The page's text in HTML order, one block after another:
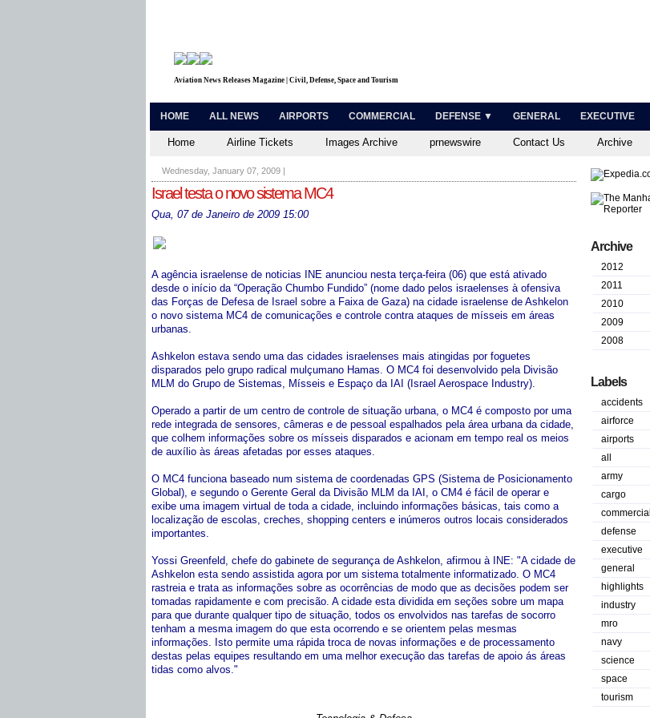
Aviation News Releases Magazine | Civil, Defense, Space and Tourism
HOME ALL NEWS AIRPORTS COMMERCIAL DEFENSE ▼ GENERAL EXECUTIVE
Home Airline Tickets Images Archive prnewswire Contact Us Archive
Wednesday, January 07, 2009 |
Israel testa o novo sistema MC4
Qua, 07 de Janeiro de 2009 15:00
A agência israelense de noticias INE anunciou nesta terça-feira (06) que está ativado
desde o início da “Operação Chumbo Fundido” (nome dado pelos israelenses à ofensiva
das Forças de Defesa de Israel sobre a Faixa de Gaza) na cidade israelense de Ashkelon
o novo sistema MC4 de comunicações e controle contra ataques de mísseis em áreas
urbanas.
Ashkelon estava sendo uma das cidades israelenses mais atingidas por foguetes
disparados pelo grupo radical mulçumano Hamas. O MC4 foi desenvolvido pela Divisão
MLM do Grupo de Sistemas, Mísseis e Espaço da IAI (Israel Aerospace Industry).
Operado a partir de um centro de controle de situação urbana, o MC4 é composto por uma
rede integrada de sensores, câmeras e de pessoal espalhados pela área urbana da cidade,
que colhem informações sobre os mísseis disparados e acionam em tempo real os meios
de auxílio às áreas afetadas por esses ataques.
O MC4 funciona baseado num sistema de coordenadas GPS (Sistema de Posicionamento
Global), e segundo o Gerente Geral da Divisão MLM da IAI, o CM4 é fácil de operar e
exibe uma imagem virtual de toda a cidade, incluindo informações básicas, tais como a
localização de escolas, creches, shopping centers e inúmeros outros locais considerados
importantes.
Yossi Greenfeld, chefe do gabinete de segurança de Ashkelon, afirmou à INE: "A cidade de
Ashkelon esta sendo assistida agora por um sistema totalmente informatizado. O MC4
rastreia e trata as informações sobre as ocorrências de modo que as decisões podem ser
tomadas rapidamente e com precisão. A cidade esta dividida em seções sobre um mapa
para que durante qualquer tipo de situação, todos os envolvidos nas tarefas de socorro
tenham a mesma imagem do que esta ocorrendo e se orientem pelas mesmas
informações. Isto permite uma rápida troca de novas informações e de processamento
destas pelas equipes resultando em uma melhor execução das tarefas de apoio ás áreas
tidas como alvos."
Archive
2012
2011
2010
2009
2008
Labels
accidents
airforce
airports
all
army
cargo
commercial
defense
executive
general
highlights
industry
mro
navy
science
space
tourism